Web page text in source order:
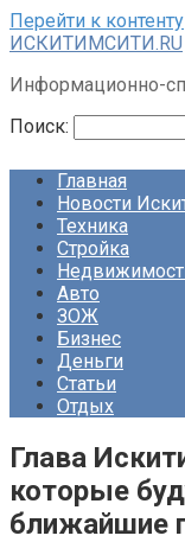
Перейти к контенту
ИСКИТИМСИТИ.RU
Информационно-
Поиск:
Главная
Новости
Техника
Стройка
Авто
ЗОЖ
Бизнес
Деньги
Статьи
Отдых
Глава
которые
ближайшие